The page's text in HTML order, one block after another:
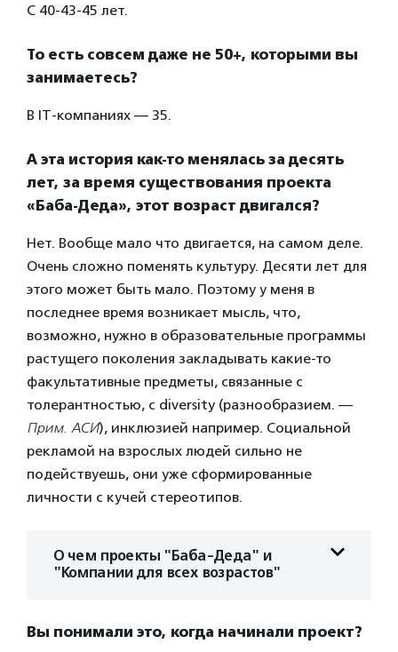
С 40-43-45 лет.
То есть совсем даже не 50+, которыми вы
занимаетесь?
В IT-компаниях — 35.
А эта история как-то менялась за десять
лет, за время существования проекта
«Баба-Деда», этот возраст двигался?
Нет. Вообще мало что двигается, на самом деле.
Очень сложно поменять культуру. Десяти лет для
этого может быть мало. Поэтому у меня в
последнее время возникает мысль, что,
возможно, нужно в образовательные программы
растущего поколения закладывать какие-то
факультативные предметы, связанные с
толерантностью, с diversity (разнообразием. —
Прим. АСИ), инклюзией например. Социальной
рекламой на взрослых людей сильно не
подействуешь, они уже сформированные
личности с кучей стереотипов.
О чем проекты "Баба-Деда" и
"Компании для всех возрастов"
Вы понимали это, когда начинали проект?